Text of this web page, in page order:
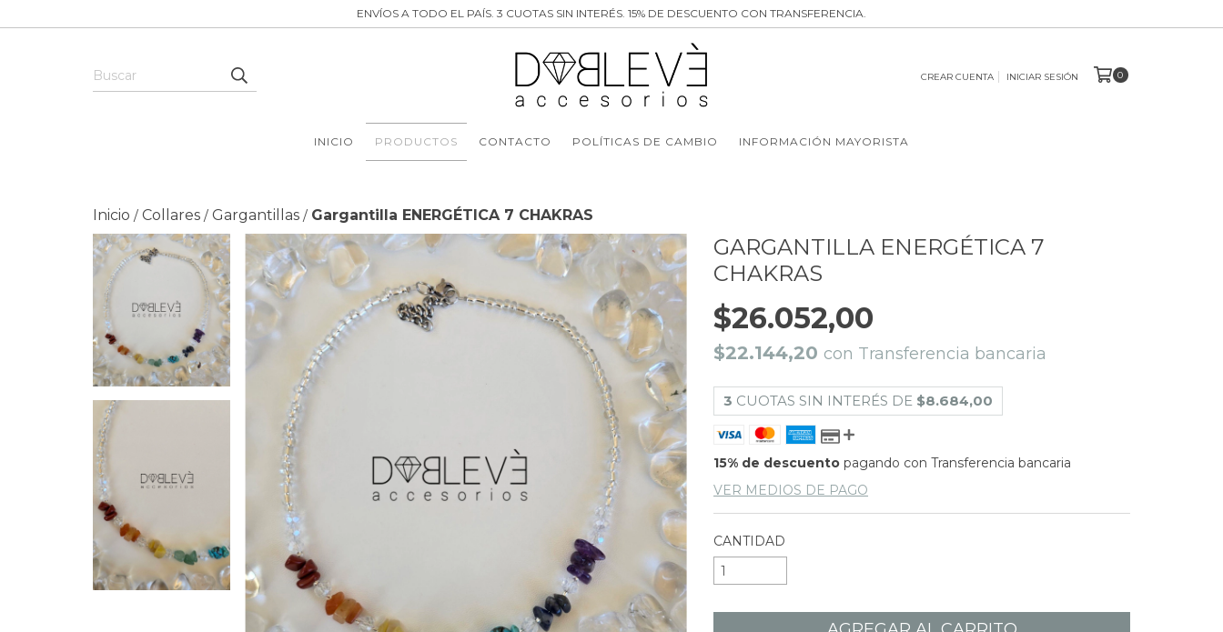
ENVÍOS A TODO EL PAÍS. 3 CUOTAS SIN INTERÉS. 15% DE DESCUENTO CON TRANSFERENCIA.
CREAR CUENTA INICIAR SESIÓN 0
INICIO PRODUCTOS CONTACTO POLÍTICAS DE CAMBIO INFORMACIÓN MAYORISTA
Inicio / Collares / Gargantillas / Gargantilla ENERGÉTICA 7 CHAKRAS
GARGANTILLA ENERGÉTICA 7
CHAKRAS
$26.052,00
$22.144,20 con Transferencia bancaria
3 CUOTAS SIN INTERÉS DE $8.684,00
15% de descuento pagando con Transferencia bancaria
VER MEDIOS DE PAGO
CANTIDAD